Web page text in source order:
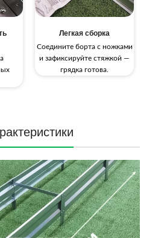
Легкая сборка
Соедините борта с ножками
и зафиксируйте стяжкой —
грядка готова.